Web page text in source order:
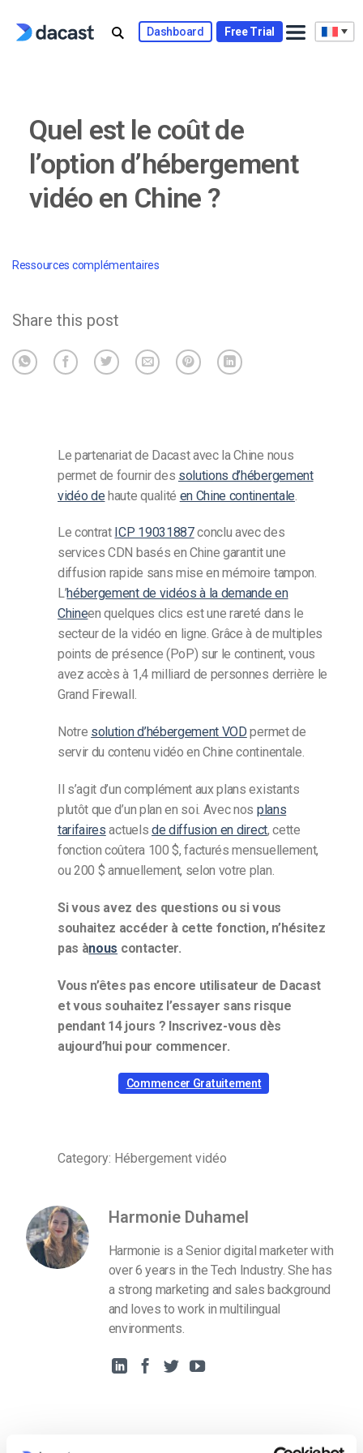
Dashboard Free Trial
Quel est le coût de
l’option d’hébergement
vidéo en Chine ?
Ressources complémentaires
Share this post
Le partenariat de Dacast avec la Chine nous
permet de fournir des solutions d’hébergement
vidéo de haute qualité en Chine continentale
Le contrat ICP 19031887conclu avec des
services CDN basés en Chine garantit une
diffusion rapide sans mise en mémoire tampon.
L’hébergement de vidéos à la demande en
Chineen quelques clics est une rareté dans le
secteur de la vidéo en ligne. Grâce à de multiples
points de présence (PoP) sur le continent, vous
avez accès à 1,4 milliard de personnes derrière le
Grand Firewall.
Notre solution d’hébergement VOD permet de
servir du contenu vidéo en Chine continentale.
Il s’agit d’un complément aux plans existants
plutôt que d’un plan en soi. Avec nos plans
tarifaires actuels de diffusion en direct, cette
fonction coûtera 100 $, facturés mensuellement,
ou 200 $ annuellement, selon votre plan.
Si vous avez des questions ou si vous
souhaitez accéder à cette fonction, n’hésitez
pas ànous contacter.
Vous n’êtes pas encore utilisateur de Dacast
et vous souhaitez l’essayer sans risque
pendant 14 jours ? Inscrivez-vous dès
aujourd’hui pour commencer.
Commencer Gratuitement
Category: Hébergement vidéo
Harmonie Duhamel
Harmonie is a Senior digital marketer with
over 6 years in the Tech Industry. She has
a strong marketing and sales background
and loves to work in multilingual
environments.